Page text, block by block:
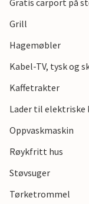
Gratis carport på
Grill
Hagemøbler
Kabel-TV, tysk og
Kaffetrakter
Lader til elektriske
Oppvaskmaskin
Røykfritt hus
Støvsuger
Tørketrommel